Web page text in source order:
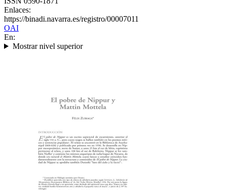
Enlaces:
https://binadi.navarra.es/registro/00007011
OAI
En:
Mostrar nivel superior